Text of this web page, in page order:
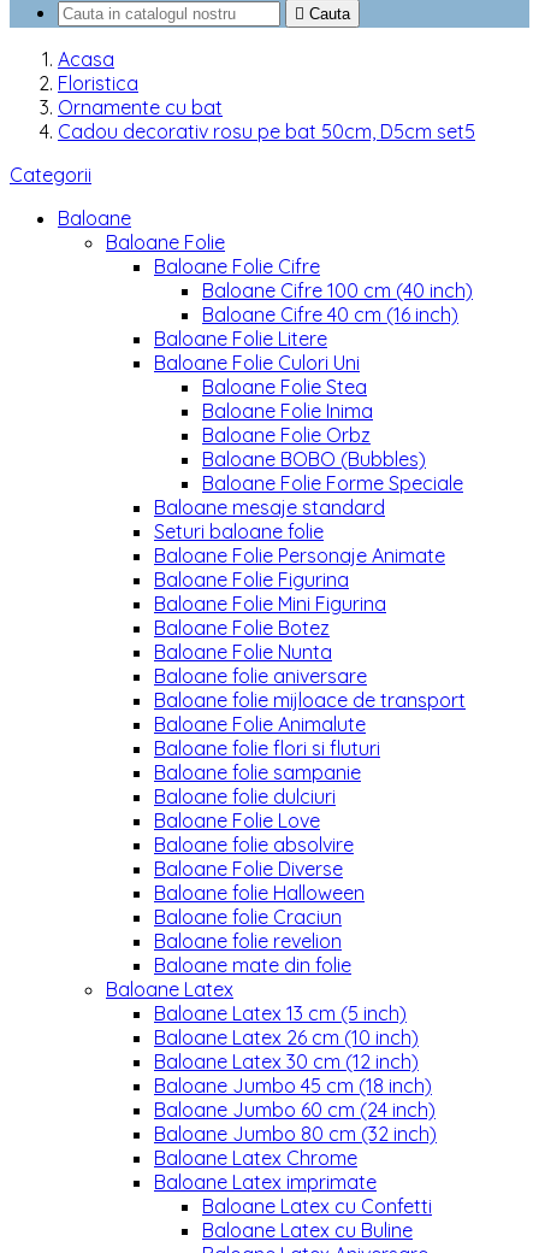
 Cauta
Acasa
Floristica
Ornamente cu bat
Cadou decorativ rosu pe bat 50cm, D5cm set5
Categorii
Baloane
Baloane Folie
Baloane Folie Cifre
Baloane Cifre 100 cm (40 inch)
Baloane Cifre 40 cm (16 inch)
Baloane Folie Litere
Baloane Folie Culori Uni
Baloane Folie Stea
Baloane Folie Inima
Baloane Folie Orbz
Baloane BOBO (Bubbles)
Baloane Folie Forme Speciale
Baloane mesaje standard
Seturi baloane folie
Baloane Folie Personaje Animate
Baloane Folie Figurina
Baloane Folie Mini Figurina
Baloane Folie Botez
Baloane Folie Nunta
Baloane folie aniversare
Baloane folie mijloace de transport
Baloane Folie Animalute
Baloane folie flori si fluturi
Baloane folie sampanie
Baloane folie dulciuri
Baloane Folie Love
Baloane folie absolvire
Baloane Folie Diverse
Baloane folie Halloween
Baloane folie Craciun
Baloane folie revelion
Baloane mate din folie
Baloane Latex
Baloane Latex 13 cm (5 inch)
Baloane Latex 26 cm (10 inch)
Baloane Latex 30 cm (12 inch)
Baloane Jumbo 45 cm (18 inch)
Baloane Jumbo 60 cm (24 inch)
Baloane Jumbo 80 cm (32 inch)
Baloane Latex Chrome
Baloane Latex imprimate
Baloane Latex cu Confetti
Baloane Latex cu Buline